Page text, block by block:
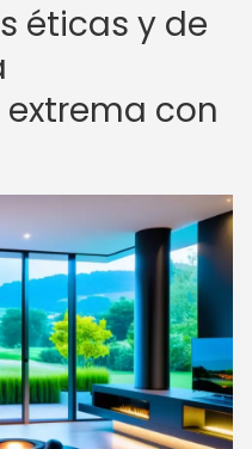
éticas y de
con